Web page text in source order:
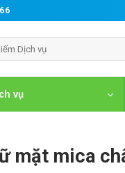
vụ
mặt mica